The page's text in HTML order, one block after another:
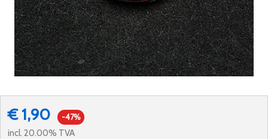
€ 1,90 -47%
incl. 20.00% TVA